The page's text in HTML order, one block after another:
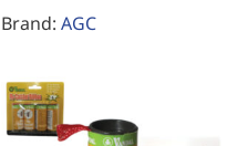
Brand: AGC